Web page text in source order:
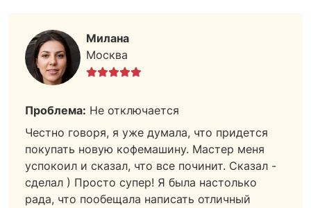
Милана
Москва
Проблема: Не отключается
Честно говоря, я уже думала, что придется
покупать новую кофемашину. Мастер меня
успокоил и сказал, что все починит. Сказал -
сделал ) Просто супер! Я была настолько
рада, что пообещала написать отличный